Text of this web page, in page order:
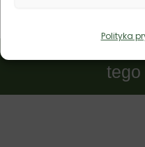
Polityka